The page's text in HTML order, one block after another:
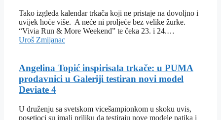
Tako izgleda kalendar trkača koji ne pristaje na dovoljno i
uvijek hoće više. A neće ni proljeće bez velike žurke.
“Vivia Run & More Weekend” te čeka 23. i 24.…
Uroš Zmijanac
Angelina Topić inspirisala trkače: u PUMA
prodavnici u Galeriji testiran novi model
Deviate 4
U druženju sa svetskom vicešampionkom u skoku uvis,
posetioci su imali priliku da testiraju nove modele patika i